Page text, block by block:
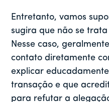
Entretanto, vamos
sugira que não se
Nesse caso,
contato diretamente
explicar
transação e que
para refutar a